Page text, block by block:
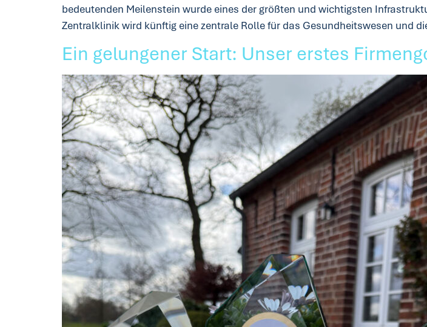
bedeutenden Meilenstein wurde eines der größten und wichtigsten
Zentralklinik wird künftig eine zentrale Rolle für das Gesundheitswesen und
Ein gelungener Start: Unser erstes